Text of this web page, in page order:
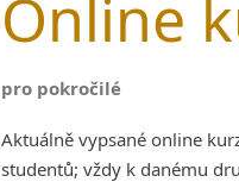
Online
pro pokročilé
Aktuálně vypsané online
studentů; vždy k danému